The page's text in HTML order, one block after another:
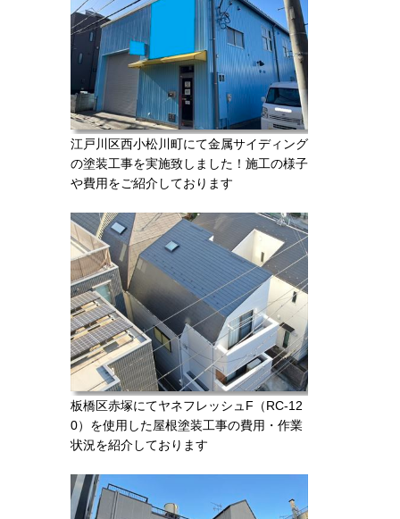
江戸川区西小松川町にて金属サイディング
の塗装工事を実施致しました！施工の様子
や費用をご紹介しております
板橋区赤塚にてヤネフレッシュF（RC-12
0）を使用した屋根塗装工事の費用・作業
状況を紹介しております